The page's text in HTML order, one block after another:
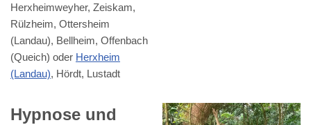
Herxheimweyher, Zeiskam,
Rülzheim, Ottersheim
(Landau), Bellheim, Offenbach
(Queich) oder Herxheim
(Landau), Hördt, Lustadt
Hypnose und